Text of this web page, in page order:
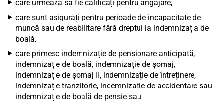
care urmează să fie calificați pentru angajare,
care sunt asigurați pentru perioade de incapacitate de
muncă sau de reabilitare fără dreptul la indemnizația de
boală,
care primesc indemnizație de pensionare anticipată,
indemnizație de boală, indemnizație de șomaj,
indemnizație de șomaj II, indemnizație de întreținere,
indemnizație tranzitorie, indemnizație de accidentare sau
indemnizație de boală de pensie sau